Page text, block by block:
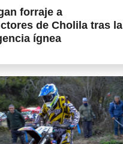
forraje a
de Cholila tras la
ígnea